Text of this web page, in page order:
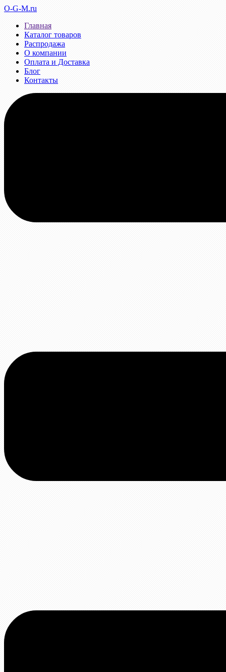
O-G-M.ru
Главная
Каталог товаров
Распродажа
О компании
Оплата и Доставка
Блог
Контакты